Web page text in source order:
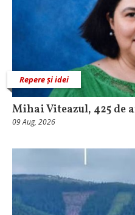
Repere și idei
Mihai Viteazul, 425 de
09 Aug, 2026